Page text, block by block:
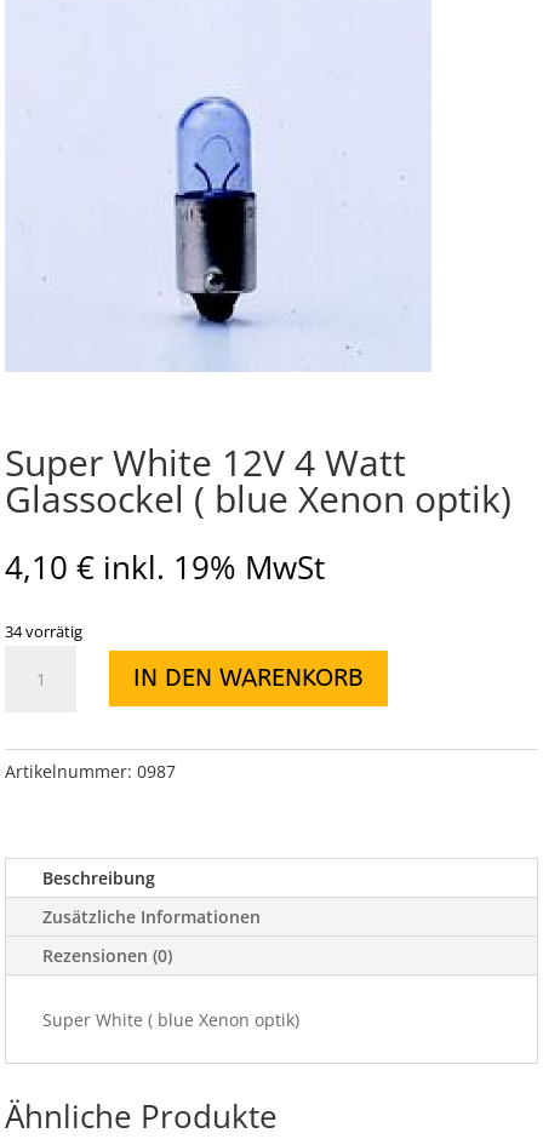
Super White 12V 4 Watt
Glassockel ( blue Xenon optik)
4,10 € inkl. 19% MwSt
34 vorrätig
White
Watt
blue
Xenon
optik)
Menge
IN DEN WARENKORB
Artikelnummer: 0987
Beschreibung
Zusätzliche Informationen
Rezensionen (0)
Super White ( blue Xenon optik)
Ähnliche Produkte